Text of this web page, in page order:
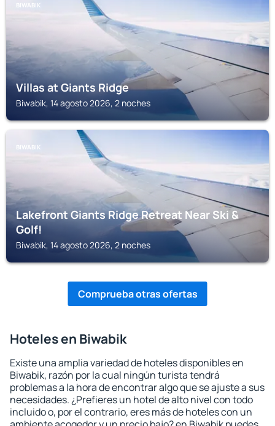
BIWABIK
Villas at Giants Ridge
Biwabik, 14 agosto 2026, 2 noches
BIWABIK
Lakefront Giants Ridge Retreat Near Ski &
Golf!
Biwabik, 14 agosto 2026, 2 noches
Comprueba otras ofertas
Hoteles en Biwabik
Existe una amplia variedad de hoteles disponibles en
Biwabik, razón por la cual ningún turista tendrá
problemas a la hora de encontrar algo que se ajuste a sus
necesidades. ¿Prefieres un hotel de alto nivel con todo
incluido o, por el contrario, eres más de hoteles con un